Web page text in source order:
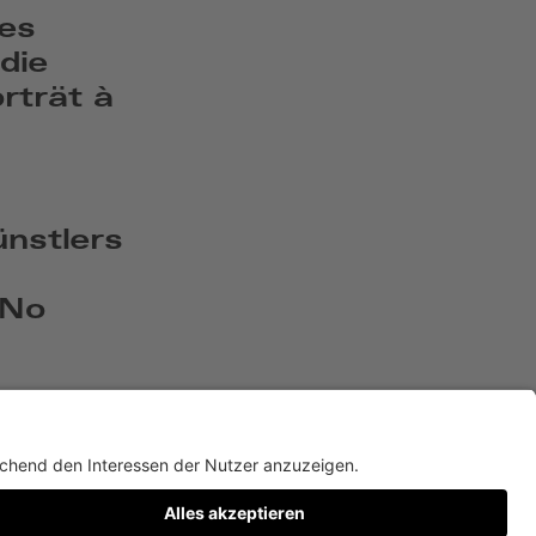
à
Facebook
Instagram
YouTube
TikTok